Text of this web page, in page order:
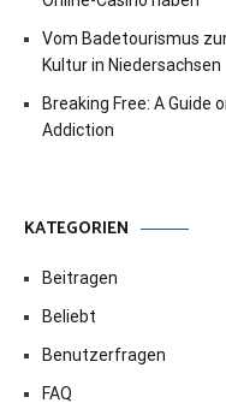
Vom Badetourismus
Kultur in Niedersachsen
Breaking Free: A Guide
Addiction
KATEGORIEN
Beitragen
Beliebt
Benutzerfragen
FAQ